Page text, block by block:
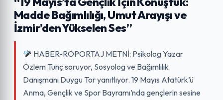
Madde Bağımlılığı, Umut Arayışı ve
İzmir’den Yükselen Ses”
HABER-RÖPORTAJ METNİ: Psikolog Yazar
Özlem Tunç soruyor, Sosyolog ve Bağımlılık
Danışmanı Duygu Tor yanıtlıyor. 19 Mayıs Atatürk’ü
Anma, Gençlik ve Spor Bayramı’nda gençlerin sesine